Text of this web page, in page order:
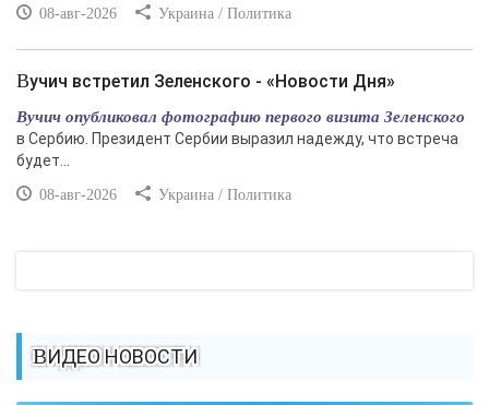
08-авг-2026 Украина / Политика
Вучич встретил Зеленского - «Новости Дня»
Вучич опубликовал фотографию первого визита Зеленского
в Сербию. Президент Сербии выразил надежду, что встреча
будет...
08-авг-2026 Украина / Политика
ВИДЕО НОВОСТИ